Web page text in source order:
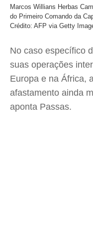
Marcos Willians Herbas
do Primeiro Comando da
Crédito: AFP via Getty
No caso específico
suas operações
Europa e na África,
afastamento ainda
aponta Passas.